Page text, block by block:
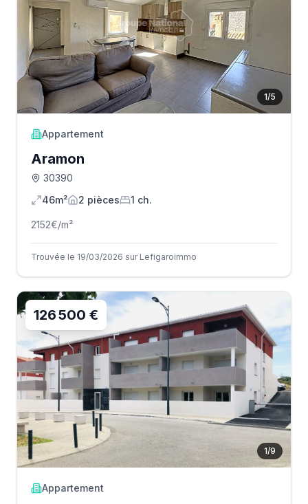
1/5
Appartement
Aramon
30390
46m²
2 pièces 1 ch.
2152€/m²
Trouvée le 19/03/2026 sur Lefigaroimmo
1/9
126 500 €
Appartement